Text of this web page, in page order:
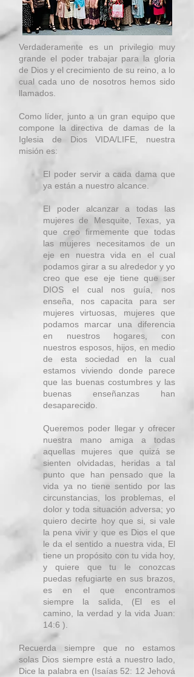
Verdaderamente es un privilegio muy
grande el poder trabajar para la gloria
de Dios y el crecimiento de su reino, a lo
cual cada uno de nosotros hemos sido
llamados.
Como líder, junto a un gran equipo que
compone la directiva de damas de la
Iglesia de Dios VIDA/LIFE, nuestra
misión es:
El poder servir a cada dama que
ya están a nuestro alcance.
El poder alcanzar a todas las
mujeres de Mesquite, Texas, ya
que creo firmemente que todas
las mujeres necesitamos de un
eje en nuestra vida en el cual
podamos girar a su alrededor y yo
creo que ese eje tiene que ser
DIOS el cual nos guía, nos
enseña, nos capacita para ser
mujeres virtuosas, mujeres que
podamos marcar una diferencia
en nuestros hogares, con
nuestros esposos, hijos, en medio
de esta sociedad en la cual
estamos viviendo donde parece
que las buenas costumbres y las
buenas enseñanzas han
desaparecido.
Queremos poder llegar y ofrecer
nuestra mano amiga a todas
aquellas mujeres que quizá se
sienten olvidadas, heridas a tal
punto que han pensado que la
vida ya no tiene sentido por las
circunstancias, los problemas, el
dolor y toda situación adversa; yo
quiero decirte hoy que si, si vale
la pena vivir y que es Dios el que
le da el sentido a nuestra vida, El
tiene un propósito con tu vida hoy,
y quiere que tu le conozcas
puedas refugiarte en sus brazos,
es en el que encontramos
siempre la salida, (El es el
camino, la verdad y la vida Juan:
14:6 ).
Recuerda siempre que no estamos
solas Dios siempre está a nuestro lado,
Dice la palabra en (Isaías 52: 12 Jehová